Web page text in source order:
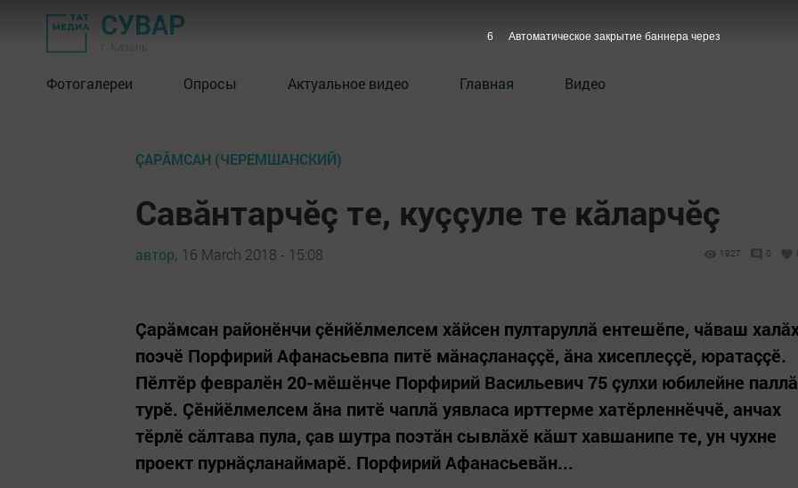
СУВАР
Фотогалереи Опросы Актуальное видео Главная Видео
ÇАРĂМСАН (ЧЕРЕМШАНСКИЙ)
Савăнтарчӗç те, куççуле те кăларчӗç
автор, 16 March 2018 - 15:08 1927 0
Çарăмсан районӗнчи çӗнйӗлмелсем хăйсен пултаруллă ентешӗпе, чăваш
поэчӗ Порфирий Афанасьевпа питӗ мăнаçланаççӗ, ăна хисеплеççӗ, юратаççӗ.
Пӗлтӗр февралӗн 20-мӗшӗнче Порфирий Васильевич 75 çулхи юбилейне паллă
турӗ. Çӗнйӗлмелсем ăна питӗ чаплă уявласа ирттерме хатӗрленнӗччӗ, анчах
тӗрлӗ сăлтава пула, çав шутра поэтăн сывлăхӗ кăшт хавшанипе те, ун чухне
проект пурнăçланаймарӗ. Порфирий Афанасьевăн...
5 Автоматическое закрытие баннера через